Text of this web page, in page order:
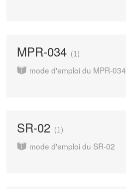
MPR-034 1
mode d'emploi du MPR-034
SR-02 1
mode d'emploi du SR-02